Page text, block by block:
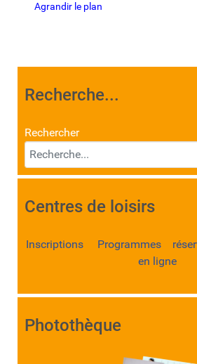
Agrandir le plan
Recherche...
Rechercher
Centres de loisirs
Inscriptions Programmes
en ligne
Photothèque